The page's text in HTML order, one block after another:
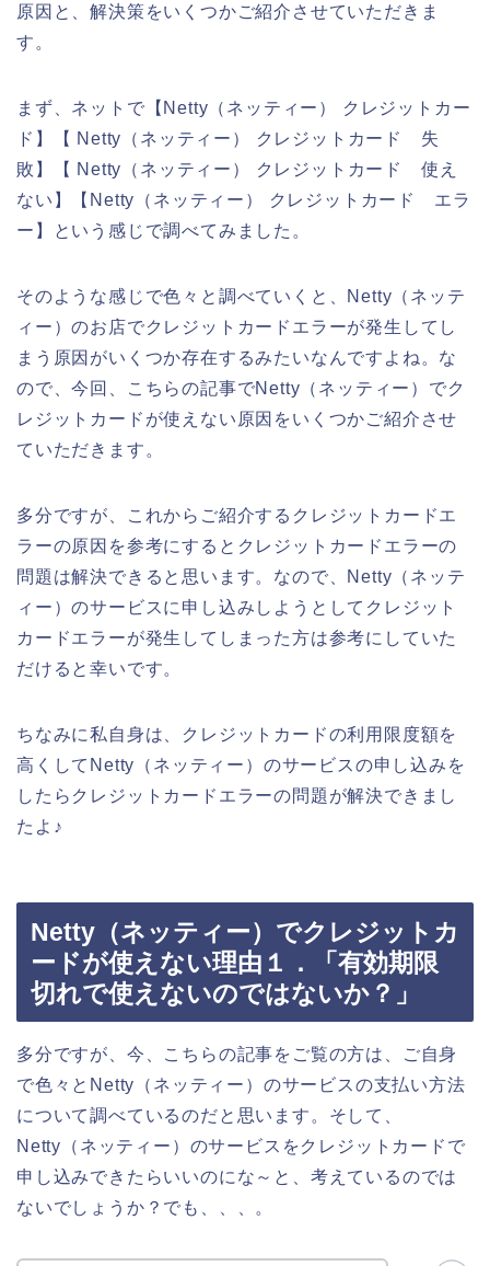
原因と、解決策をいくつかご紹介させていただきま
す。
まず、ネットで【Netty（ネッティー） クレジットカー
ド】【 Netty（ネッティー） クレジットカード 失
敗】【 Netty（ネッティー） クレジットカード 使え
ない】【Netty（ネッティー） クレジットカード エラ
ー】という感じで調べてみました。
そのような感じで色々と調べていくと、Netty（ネッテ
ィー）のお店でクレジットカードエラーが発生してし
まう原因がいくつか存在するみたいなんですよね。な
ので、今回、こちらの記事でNetty（ネッティー）でク
レジットカードが使えない原因をいくつかご紹介させ
ていただきます。
多分ですが、これからご紹介するクレジットカードエ
ラーの原因を参考にするとクレジットカードエラーの
問題は解決できると思います。なので、Netty（ネッテ
ィー）のサービスに申し込みしようとしてクレジット
カードエラーが発生してしまった方は参考にしていた
だけると幸いです。
ちなみに私自身は、クレジットカードの利用限度額を
高くしてNetty（ネッティー）のサービスの申し込みを
したらクレジットカードエラーの問題が解決できまし
たよ♪
Netty（ネッティー）でクレジットカ
ードが使えない理由１．「有効期限
切れで使えないのではないか？」
多分ですが、今、こちらの記事をご覧の方は、ご自身
で色々とNetty（ネッティー）のサービスの支払い方法
について調べているのだと思います。そして、
Netty（ネッティー）のサービスをクレジットカードで
申し込みできたらいいのにな～と、考えているのでは
ないでしょうか？でも、、、。